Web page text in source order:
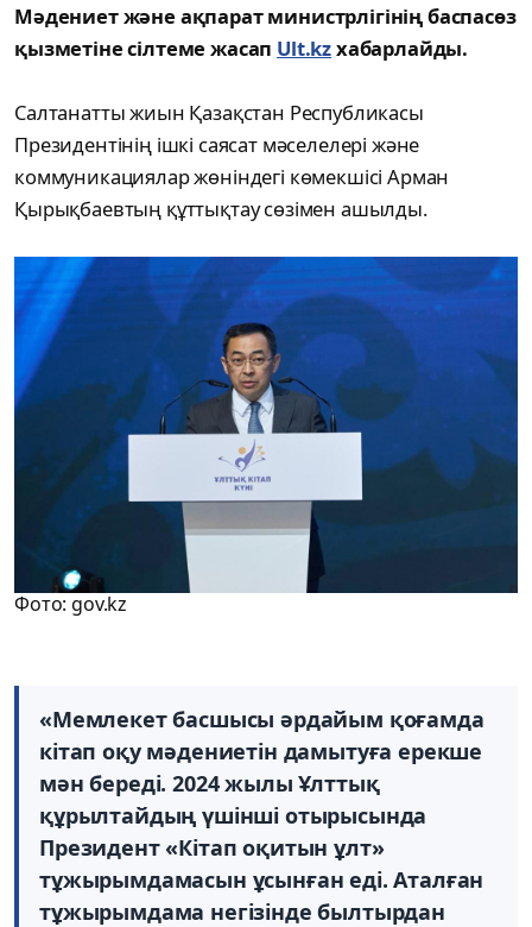
Мәдениет және ақпарат министрлігінің баспасөз
қызметіне сілтеме жасап Ult.kzхабарлайды.
Салтанатты жиын Қазақстан Республикасы
Президентінің ішкі саясат мәселелері және
коммуникациялар жөніндегі көмекшісі Арман
Қырықбаевтың құттықтау сөзімен ашылды.
Фото: gov.kz
«Мемлекет басшысы әрдайым қоғамда
кітап оқу мәдениетін дамытуға ерекше
мән береді. 2024 жылы Ұлттық
құрылтайдың үшінші отырысында
Президент «Кітап оқитын ұлт»
тұжырымдамасын ұсынған еді. Аталған
тұжырымдама негізінде былтырдан